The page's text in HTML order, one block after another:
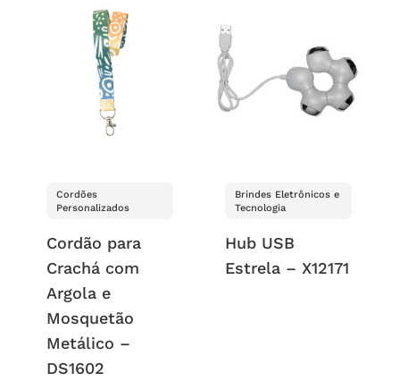
Cordões
Personalizados
Cordão para
Crachá com
Argola e
Mosquetão
Metálico –
DS1602
Brindes Eletrônicos e
Tecnologia
Hub USB
Estrela – X12171